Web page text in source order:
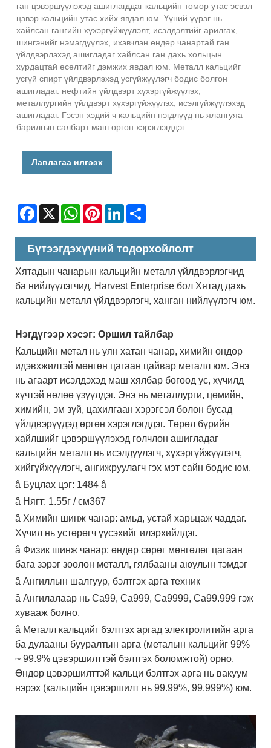
ган цэвэршүүлэхэд ашиглагддаг кальцийн төмөр утас эсвэл
цэвэр кальцийн утас хийх явдал юм. Үүний үүрэг нь
хайлсан гангийн хүхэргүйжүүлэлт, исэлдэлтийг арилгах,
шингэнийг нэмэгдүүлэх, ихэвчлэн өндөр чанартай ган
үйлдвэрлэхэд ашигладаг хайлсан ган дахь хольцын
хурдацтай өсөлтийг дэмжих явдал юм. Металл кальцийг
усгүй спирт үйлдвэрлэхэд усгүйжүүлэгч бодис болгон
ашигладаг. нефтийн үйлдвэрт хүхэргүйжүүлэх,
металлургийн үйлдвэрт хүхэргүйжүүлэх, исэлгүйжүүлэхэд
ашигладаг. Гэсэн хэдий ч кальцийн нэгдлүүд нь ялангуяа
барилгын салбарт маш өргөн хэрэглэгддэг.
Лавлагаа илгээх
Facebook
X WhatsAppPinterestLinkedIn
Бүтээгдэхүүний тодорхойлолт
Хятадын чанарын кальцийн металл үйлдвэрлэгчид
ба нийлүүлэгчид. Harvest Enterprise бол Хятад дахь
кальцийн металл үйлдвэрлэгч, ханган нийлүүлэгч юм.
Нэгдүгээр хэсэг: Оршил тайлбар
Кальцийн метал нь уян хатан чанар, химийн өндөр
идэвхжилтэй мөнгөн цагаан цайвар металл юм. Энэ
нь агаарт исэлдэхэд маш хялбар бөгөөд ус, хүчилд
хүчтэй нөлөө үзүүлдэг. Энэ нь металлурги, цөмийн,
химийн, эм зүй, цахилгаан хэрэгсэл болон бусад
үйлдвэрүүдэд өргөн хэрэглэгддэг. Төрөл бүрийн
хайлшийг цэвэршүүлэхэд голчлон ашигладаг
кальцийн металл нь исэлдүүлэгч, хүхэргүйжүүлэгч,
хийгүйжүүлэгч, ангижруулагч гэх мэт сайн бодис юм.
â Буцлах цэг: 1484 â
â Нягт: 1.55г / см367
â Химийн шинж чанар: амьд, устай харьцаж чаддаг.
Хүчил нь устөрөгч үүсэхийг илэрхийлдэг.
â Физик шинж чанар: өндөр сөрөг мөнгөлөг цагаан
бага зэрэг зөөлөн металл, гялбааны аюулын тэмдэг
â Ангиллын шалгуур, бэлтгэх арга техник
â Ангилалаар нь Ca99, Ca999, Ca9999, Ca99.999 гэж
хувааж болно.
â Металл кальцийг бэлтгэх аргад электролитийн арга
ба дулааны бууралтын арга (металын кальцийг 99%
~ 99.9% цэвэршилттэй бэлтгэх боломжтой) орно.
Өндөр цэвэршилттэй кальци бэлтгэх арга нь вакуум
нэрэх (кальцийн цэвэршилт нь 99.99%, 99.999%) юм.